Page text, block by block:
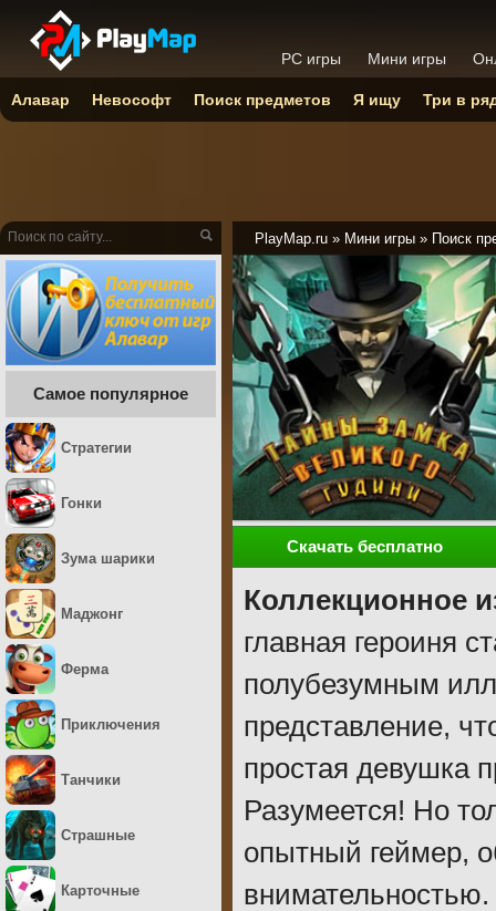
PlayMap.ru » Мини игры » Поиск
Скачать бесплатно
Коллекционное
главная героиня
полубезумным
представление,
простая девушка
Разумеется! Но
опытный геймер,
Самое популярное
Стратегии
Гонки
Зума шарики
Маджонг
Ферма
Приключения
Танчики
Страшные
Карточные
PC игры Мини игры
Алавар Невософт Поиск предметов Я ищу Три в